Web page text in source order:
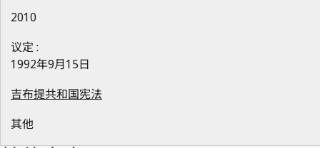
2010
议定 :
1992年9月15日
吉布提共和国宪法
其他